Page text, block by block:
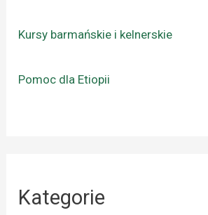
Kursy barmańskie i kelnerskie
Pomoc dla Etiopii
Kategorie